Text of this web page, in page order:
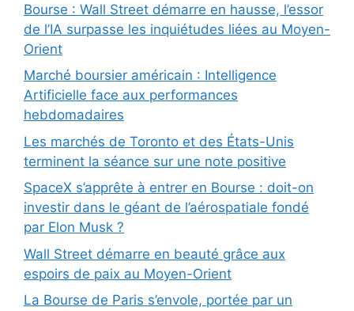
Bourse : Wall Street démarre en hausse, l’essor
de l’IA surpasse les inquiétudes liées au Moyen-
Orient
Marché boursier américain : Intelligence
Artificielle face aux performances
hebdomadaires
Les marchés de Toronto et des États-Unis
terminent la séance sur une note positive
SpaceX s’apprête à entrer en Bourse : doit-on
investir dans le géant de l’aérospatiale fondé
par Elon Musk ?
Wall Street démarre en beauté grâce aux
espoirs de paix au Moyen-Orient
La Bourse de Paris s’envole, portée par un